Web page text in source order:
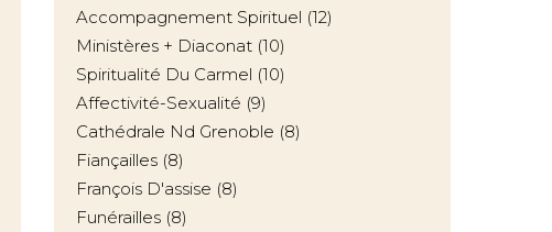
Accompagnement Spirituel (12)
Ministères + Diaconat (10)
Spiritualité Du Carmel (10)
Affectivité-Sexualité (9)
Cathédrale Nd Grenoble (8)
Fiançailles (8)
François D'assise (8)
Funérailles (8)